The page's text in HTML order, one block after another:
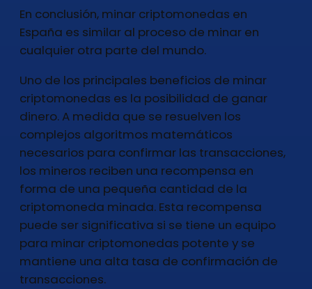
En conclusión, minar criptomonedas en
España es similar al proceso de minar en
cualquier otra parte del mundo.
Uno de los principales beneficios de minar
criptomonedas es la posibilidad de ganar
dinero. A medida que se resuelven los
complejos algoritmos matemáticos
necesarios para confirmar las transacciones,
los mineros reciben una recompensa en
forma de una pequeña cantidad de la
criptomoneda minada. Esta recompensa
puede ser significativa si se tiene un equipo
para minar criptomonedas potente y se
mantiene una alta tasa de confirmación de
transacciones.